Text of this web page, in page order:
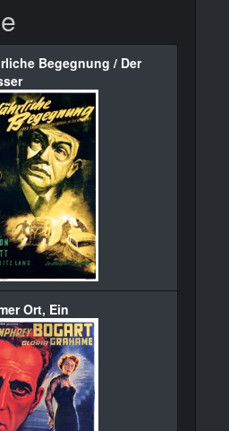
Begegnung / Der
Ort, Ein